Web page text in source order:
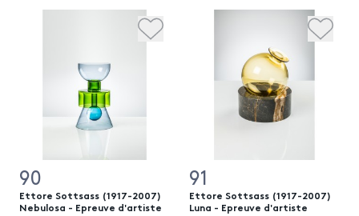
90
Ettore Sottsass (1917-2007)
Nebulosa - Epreuve d'artiste
91
Ettore Sottsass (1917-2007)
Luna - Epreuve d'artiste